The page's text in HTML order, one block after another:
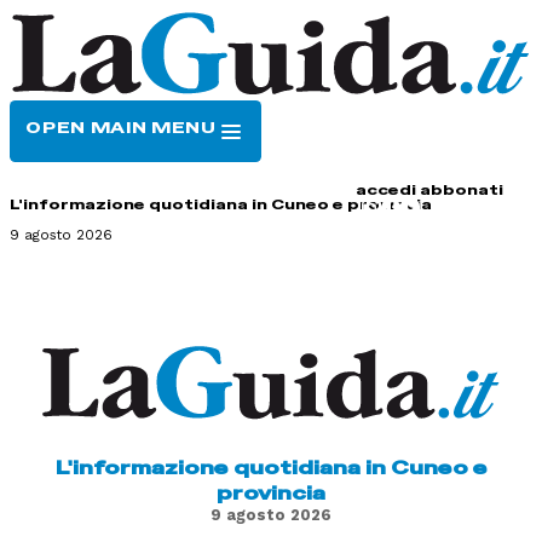
OPEN MAIN MENU
accedi abbonati
L'informazione quotidiana in Cuneo e provincia
9 agosto 2026
L'informazione quotidiana in Cuneo e
provincia
9 agosto 2026